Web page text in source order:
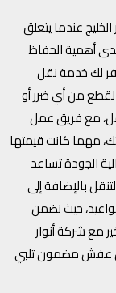
عندما يتعلق
أهمية الحفاظ
لك خدمة نقل
جميع القطع من أي ضرر أو
مع فريق عمل
مهما كانت قيمتها
الجودة تساعد
بالإضافة إلى
حيث نضمن
مع شركة أنوار
عفش مضمون تلبي